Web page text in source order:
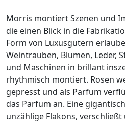
Morris montiert Szenen und
die einen Blick in die
Form von Luxusgütern
Weintrauben, Blumen, Leder,
und Maschinen in brillant
rhythmisch montiert. Rosen
gepresst und als Parfum
das Parfum an. Eine
unzählige Flakons,